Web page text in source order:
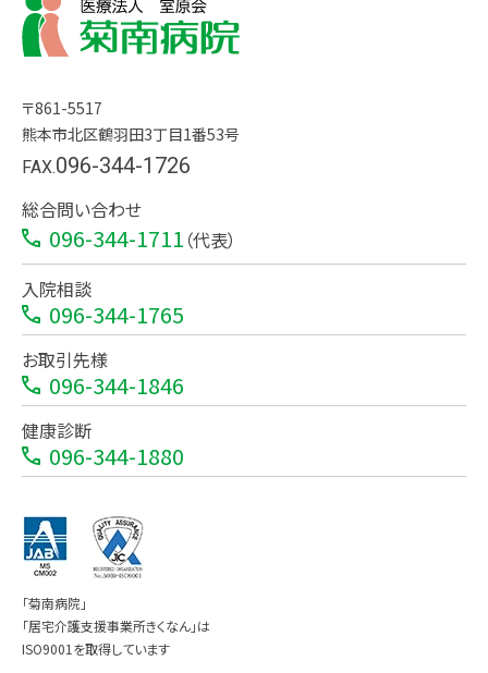
〒861-5517
熊本市北区鶴羽田3丁目1番53号
FAX.096-344-1726
総合問い合わせ
096-344-1711 （代表）
入院相談
096-344-1765
お取引先様
096-344-1846
健康診断
096-344-1880
「菊南病院」
「居宅介護支援事業所きくなん」は
ISO9001を取得しています